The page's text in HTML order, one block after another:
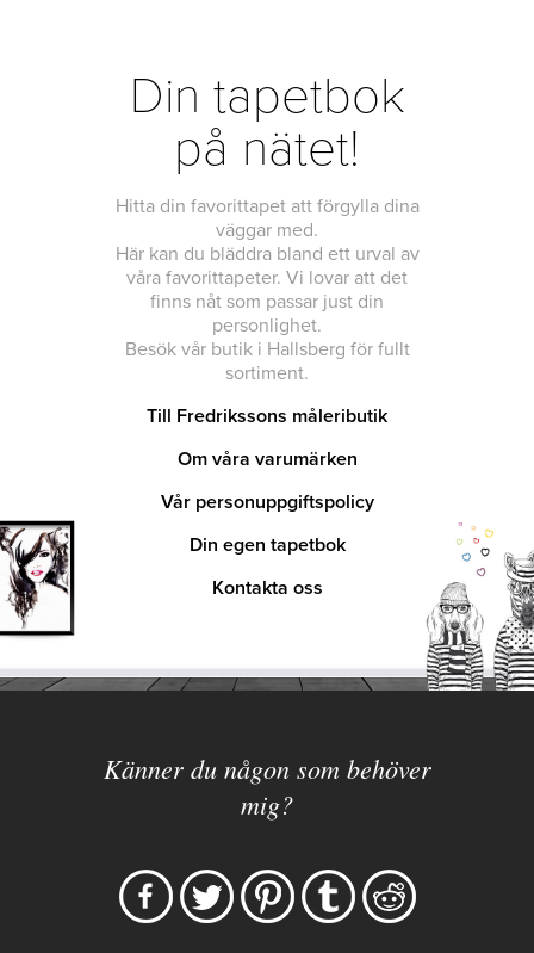
Din tapetbok
på nätet!
Hitta din favorittapet att förgylla dina
väggar med.
Här kan du bläddra bland ett urval av
våra favorittapeter. Vi lovar att det
finns nåt som passar just din
personlighet.
Besök vår butik i Hallsberg för fullt
sortiment.
Till Fredrikssons måleributik
Om våra varumärken
Vår personuppgiftspolicy
Din egen tapetbok
Kontakta oss
Känner du någon som behöver
mig?